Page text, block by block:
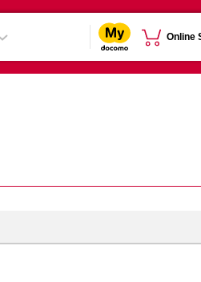
Online